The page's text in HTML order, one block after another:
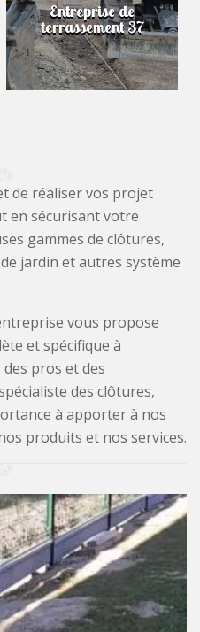
Entreprise de
terrassement 37
de réaliser vos projet
en sécurisant votre
gammes de clôtures,
jardin et autres système
vous propose
et spécifique à
pros et des
des clôtures,
à apporter à nos
produits et nos services.